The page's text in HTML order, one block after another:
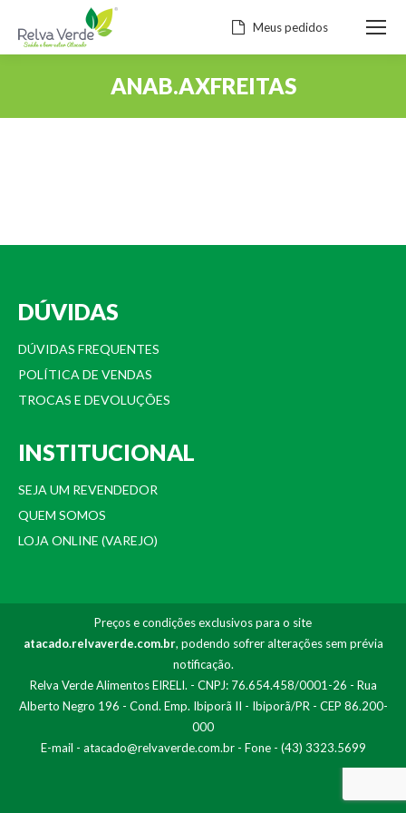
Meus pedidos
ANAB.AXFREITAS
DÚVIDAS
DÚVIDAS FREQUENTES
POLÍTICA DE VENDAS
TROCAS E DEVOLUÇÕES
INSTITUCIONAL
SEJA UM REVENDEDOR
QUEM SOMOS
LOJA ONLINE (VAREJO)
Preços e condições exclusivos para o site
atacado.relvaverde.com.br, podendo sofrer alterações sem prévia
notificação.
Relva Verde Alimentos EIRELI. - CNPJ: 76.654.458/0001-26 - Rua
Alberto Negro 196 - Cond. Emp. Ibiporã II - Ibiporã/PR - CEP 86.200-
000
E-mail - atacado@relvaverde.com.br- Fone - (43) 3323.5699